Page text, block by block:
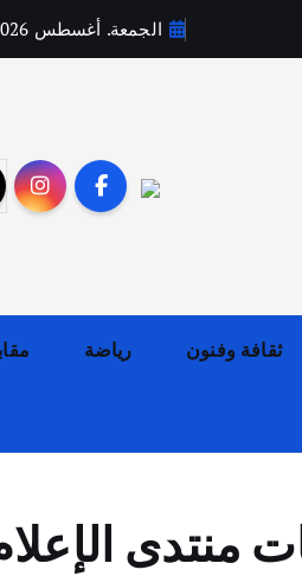
الجمعة. أغسطس 7th, 2026
ثقافة وفنون رياضة
منتدى